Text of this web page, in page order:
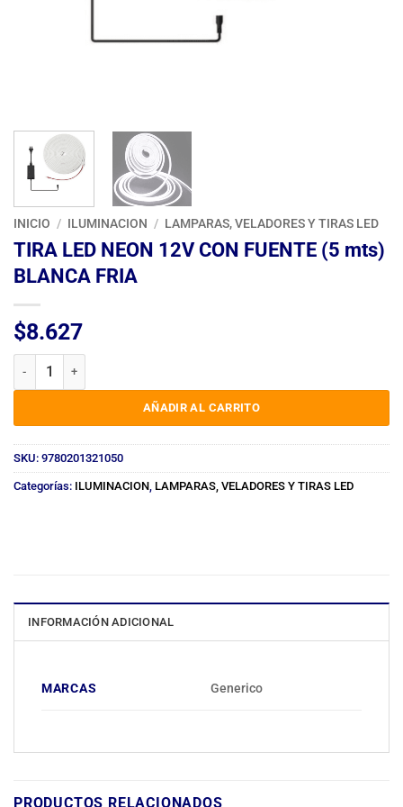
INICIO / ILUMINACION / LAMPARAS, VELADORES Y TIRAS LED
TIRA LED NEON 12V CON FUENTE (5 mts)
BLANCA FRIA
$8.627
TIRA LED NEON 12V CON FUENTE (5 mts) BLANCA FRIA cantidad
AÑADIR AL CARRITO
SKU: 9780201321050
Categorías: ILUMINACION, LAMPARAS, VELADORES Y TIRAS LED
INFORMACIÓN ADICIONAL
MARCAS Generico
PRODUCTOS RELACIONADOS